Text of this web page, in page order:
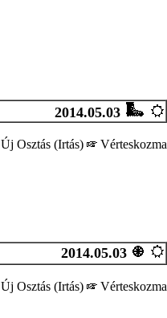
2014.05.03
Új Osztás (Irtás)
Vérteskozma
2014.05.03
Új Osztás (Irtás)
Vérteskozma